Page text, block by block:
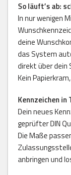
So läuft’s ab:
In nur wenigen
deine
das System
direkt über dein
Kein
Kennzeichen
Dein neues
geprüfter DIN
Die Maße
anbringen und